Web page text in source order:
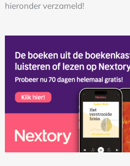
hieronder verzameld!